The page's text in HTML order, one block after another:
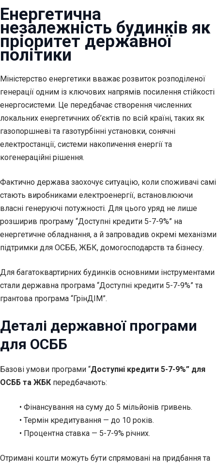
Енергетична
незалежність будинків як
пріоритет державної
політики
Міністерство енергетики вважає розвиток розподіленої
генерації одним із ключових напрямів посилення стійкості
енергосистеми. Це передбачає створення численних
локальних енергетичних об’єктів по всій країні, таких як
газопоршневі та газотурбінні установки, сонячні
електростанції, системи накопичення енергії та
когенераційні рішення.
Фактично держава заохочує ситуацію, коли споживачі самі
стають виробниками електроенергії, встановлюючи
власні генеруючі потужності. Для цього уряд не лише
розширив програму “Доступні кредити 5-7-9%” на
енергетичне обладнання, а й запровадив окремі механізми
підтримки для ОСББ, ЖБК, домогосподарств та бізнесу.
Для багатоквартирних будинків основними інструментами
стали державна програма “Доступні кредити 5-7-9%” та
грантова програма “ГрінДІМ”.
Деталі державної програми
для ОСББ
Базові умови програми “Доступні кредити 5-7-9%” для
ОСББ та ЖБК передбачають:
• Фінансування на суму до 5 мільйонів гривень.
• Термін кредитування — до 10 років.
• Процентна ставка — 5-7-9% річних.
Отримані кошти можуть бути спрямовані на придбання та